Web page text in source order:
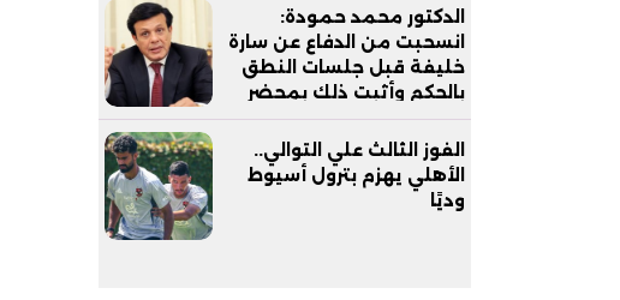
الدكتور محمد حمودة:
انسحبت من الدفاع عن سارة
خليفة قبل جلسات النطق
بالحكم وأثبت ذلك بمحضر
الجلسة .. وسأستند لأسباب
الانسحاب في الاستئناف
الفوز الثالث علي التوالي..
الأهلي يهزم بترول أسيوط
وديًا